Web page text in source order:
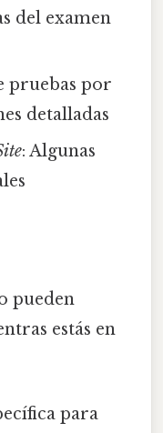
del examen
pruebas por
detalladas
: Algunas
pueden
estás en
para